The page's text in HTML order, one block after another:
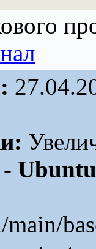
main/